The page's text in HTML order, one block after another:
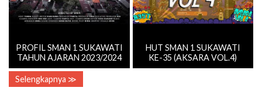
PROFIL SMAN 1 SUKAWATI
TAHUN AJARAN 2023/2024
HUT SMAN 1 SUKAWATI
KE-35 (AKSARA VOL.4)
Selengkapnya ≫